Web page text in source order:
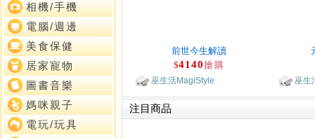
相機/手機
電腦/週邊
美食保健
居家寵物
圖書音樂
媽咪親子
電玩/玩具
前世今生解讀
$4140搶購
巫生活MagiStyle 巫生
注目商品